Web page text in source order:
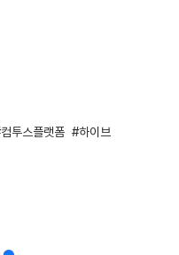
컴투스플랫폼 하이브